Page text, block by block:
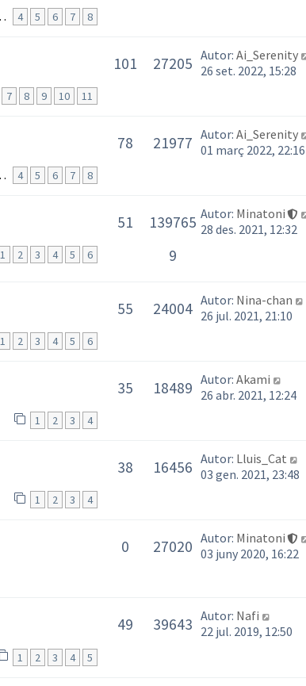
4 5 6 7 8
7 8 9 10 11
101 27205 Autor: Ai_Serenity
26 set. 2022, 15:28
4 5 6 7 8
78 21977 Autor: Ai_Serenity
01 març 2022, 22:16
1 2 3 4 5 6
51
139765
9
Autor: Minatoni
28 des. 2021, 12:32
1 2 3 4 5 6
55 24004 Autor: Nina-chan
26 jul. 2021, 21:10
1 2 3 4
35 18489 Autor: Akami
26 abr. 2021, 12:24
1 2 3 4
38 16456 Autor: Lluis_Cat
03 gen. 2021, 23:48
0 27020 Autor: Minatoni
03 juny 2020, 16:22
1 2 3 4 5
49 39643 Autor: Nafi
22 jul. 2019, 12:50